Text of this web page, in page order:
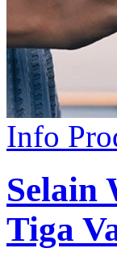
Info
Selain
Tiga